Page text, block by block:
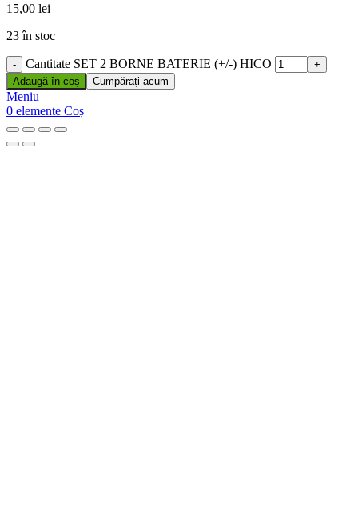
15,00 lei
23 în stoc
Cantitate SET 2 BORNE BATERIE (+/-) HICO
Adaugă în coș Cumpărați acum
Meniu
0 elemente Coș